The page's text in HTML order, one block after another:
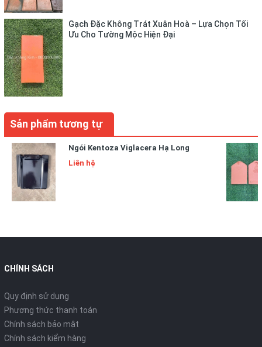
Gạch Đặc Không Trát Xuân Hoà – Lựa Chọn Tối
Ưu Cho Tường Mộc Hiện Đại
Sản phẩm tương tự
Ngói Kentoza Viglacera Hạ Long
Liên hệ
CHÍNH SÁCH
Quy định sử dụng
Phương thức thanh toán
Chính sách bảo mật
Chính sách kiểm hàng